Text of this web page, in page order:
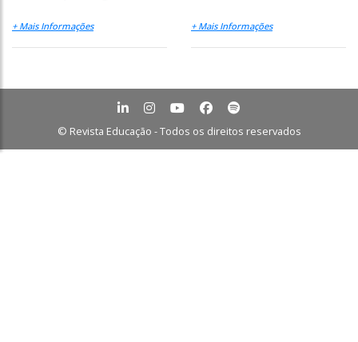
+ Mais Informações + Mais Informações
© Revista Educação - Todos os direitos reservados